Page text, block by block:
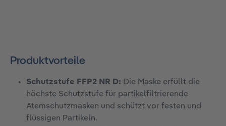
Produktvorteile
Schutzstufe FFP2 NR D: Die Maske erfüllt die
höchste Schutzstufe für partikelfiltrierende
Atemschutzmasken und schützt vor festen und
flüssigen Partikeln.